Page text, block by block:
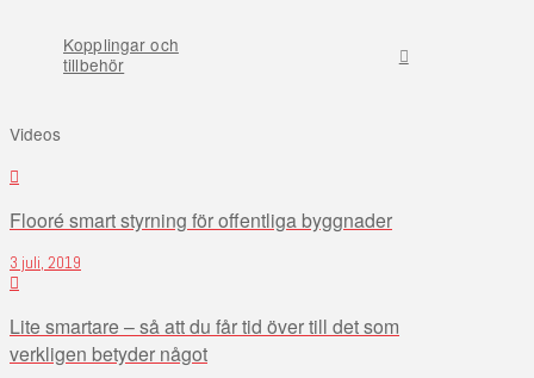
Kopplingar och
tillbehör
Videos
Flooré smart styrning för offentliga byggnader
3 juli, 2019
Lite smartare – så att du får tid över till det som
verkligen betyder något